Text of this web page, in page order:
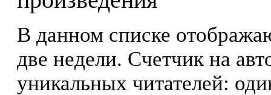
В данном списке
две недели. Счетчик на
уникальных читателей: